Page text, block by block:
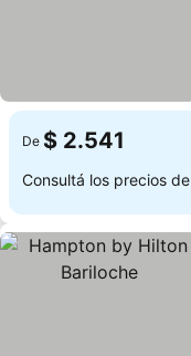
De $ 2.541
Consultá los precios de